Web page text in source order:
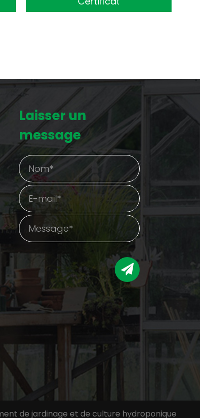
Laisser un
message
de jardinage et de culture hydroponique